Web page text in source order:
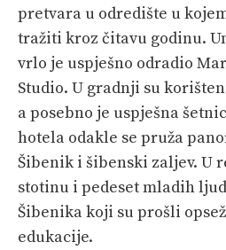
pretvara u odredište u
tražiti kroz čitavu godinu.
vrlo je uspješno odradio
Studio. U gradnji su
a posebno je uspješna
hotela odakle se pruža
Šibenik i šibenski zaljev. U
stotinu i pedeset mladih
Šibenika koji su prošli
edukacije.